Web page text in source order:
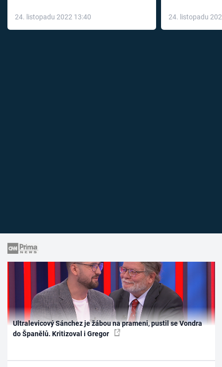
24. listopadu 2022 13:40
léky
24. listopadu
Ultralevicový Sánchez je žábou na prameni, pustil se Vondra
do Španělů. Kritizoval i Gregor